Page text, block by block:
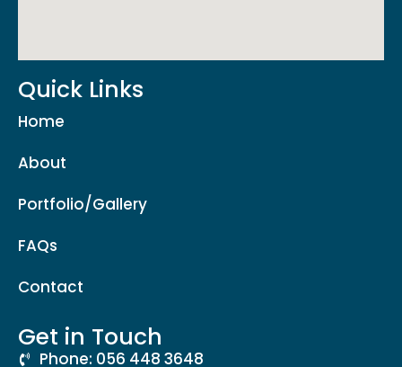
Quick Links
Home
About
Portfolio/Gallery
FAQs
Contact
Get in Touch
Phone: 056 448 3648